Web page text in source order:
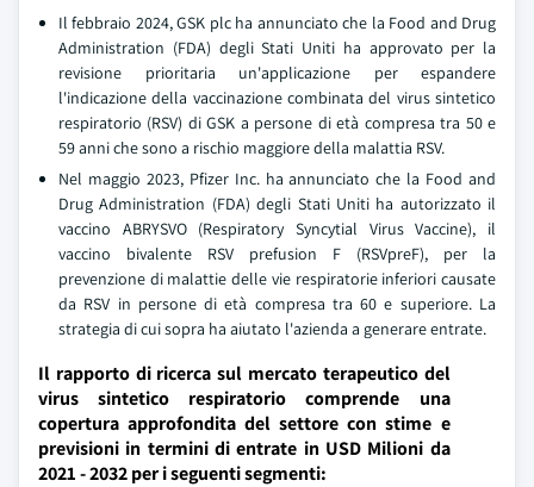
Il febbraio 2024, GSK plc ha annunciato che la Food and Drug
Administration (FDA) degli Stati Uniti ha approvato per la
revisione prioritaria un'applicazione per espandere
l'indicazione della vaccinazione combinata del virus sintetico
respiratorio (RSV) di GSK a persone di età compresa tra 50 e
59 anni che sono a rischio maggiore della malattia RSV.
Nel maggio 2023, Pfizer Inc. ha annunciato che la Food and
Drug Administration (FDA) degli Stati Uniti ha autorizzato il
vaccino ABRYSVO (Respiratory Syncytial Virus Vaccine), il
vaccino bivalente RSV prefusion F (RSVpreF), per la
prevenzione di malattie delle vie respiratorie inferiori causate
da RSV in persone di età compresa tra 60 e superiore. La
strategia di cui sopra ha aiutato l'azienda a generare entrate.
Il rapporto di ricerca sul mercato terapeutico del
virus sintetico respiratorio comprende una
copertura approfondita del settore con stime e
previsioni in termini di entrate in USD Milioni da
2021 - 2032 per i seguenti segmenti: